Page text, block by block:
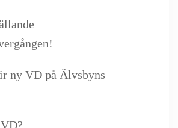
ny VD på Älvsbyns